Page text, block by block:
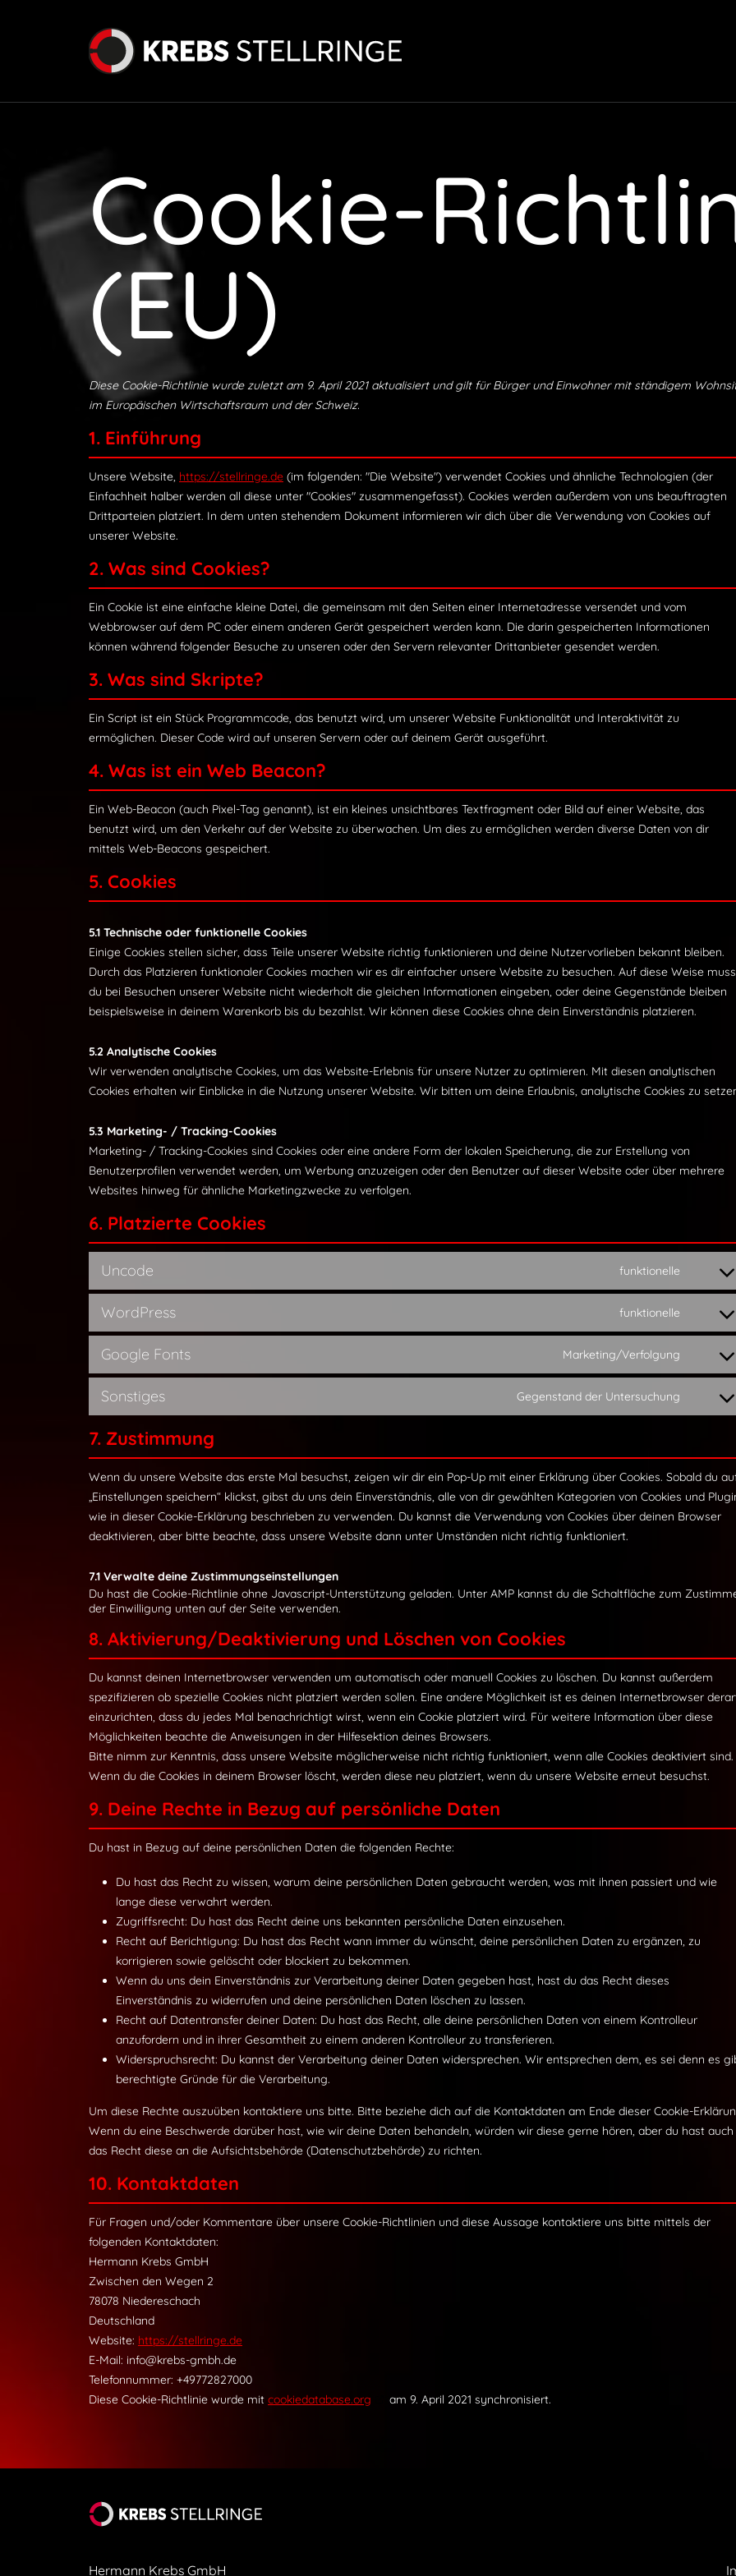
Cookie-
(EU)
Diese Cookie-Richtlinie wurde zuletzt am 9. April 2021 aktualisiert und gilt für Bürger und Einwohner mit ständigem
im Europäischen Wirtschaftsraum und der Schweiz.
1. Einführung
Unsere Website, https://stellringe.de (im folgenden: "Die Website") verwendet Cookies und ähnliche Technologien (der
Einfachheit halber werden all diese unter "Cookies" zusammengefasst). Cookies werden außerdem von uns beauftragten
Drittparteien platziert. In dem unten stehendem Dokument informieren wir dich über die Verwendung von Cookies auf
unserer Website.
2. Was sind Cookies?
Ein Cookie ist eine einfache kleine Datei, die gemeinsam mit den Seiten einer Internetadresse versendet und vom
Webbrowser auf dem PC oder einem anderen Gerät gespeichert werden kann. Die darin gespeicherten Informationen
können während folgender Besuche zu unseren oder den Servern relevanter Drittanbieter gesendet werden.
3. Was sind Skripte?
Ein Script ist ein Stück Programmcode, das benutzt wird, um unserer Website Funktionalität und Interaktivität zu
ermöglichen. Dieser Code wird auf unseren Servern oder auf deinem Gerät ausgeführt.
4. Was ist ein Web Beacon?
Ein Web-Beacon (auch Pixel-Tag genannt), ist ein kleines unsichtbares Textfragment oder Bild auf einer Website, das
benutzt wird, um den Verkehr auf der Website zu überwachen. Um dies zu ermöglichen werden diverse Daten von dir
mittels Web-Beacons gespeichert.
5. Cookies
5.1 Technische oder funktionelle Cookies
Einige Cookies stellen sicher, dass Teile unserer Website richtig funktionieren und deine Nutzervorlieben bekannt bleiben.
Durch das Platzieren funktionaler Cookies machen wir es dir einfacher unsere Website zu besuchen. Auf diese Weise
du bei Besuchen unserer Website nicht wiederholt die gleichen Informationen eingeben, oder deine Gegenstände bleiben
beispielsweise in deinem Warenkorb bis du bezahlst. Wir können diese Cookies ohne dein Einverständnis platzieren.
5.2 Analytische Cookies
Wir verwenden analytische Cookies, um das Website-Erlebnis für unsere Nutzer zu optimieren. Mit diesen analytischen
Cookies erhalten wir Einblicke in die Nutzung unserer Website. Wir bitten um deine Erlaubnis, analytische Cookies zu
5.3 Marketing- / Tracking-Cookies
Marketing- / Tracking-Cookies sind Cookies oder eine andere Form der lokalen Speicherung, die zur Erstellung von
Benutzerprofilen verwendet werden, um Werbung anzuzeigen oder den Benutzer auf dieser Website oder über mehrere
Websites hinweg für ähnliche Marketingzwecke zu verfolgen.
6. Platzierte Cookies
Uncode funktionelle
WordPress funktionelle
Google Fonts Marketing/Verfolgung
fonts
Sonstiges Gegenstand der Untersuchung
7. Zustimmung
Wenn du unsere Website das erste Mal besuchst, zeigen wir dir ein Pop-Up mit einer Erklärung über Cookies. Sobald du
„Einstellungen speichern“ klickst, gibst du uns dein Einverständnis, alle von dir gewählten Kategorien von Cookies und
wie in dieser Cookie-Erklärung beschrieben zu verwenden. Du kannst die Verwendung von Cookies über deinen Browser
deaktivieren, aber bitte beachte, dass unsere Website dann unter Umständen nicht richtig funktioniert.
7.1 Verwalte deine Zustimmungseinstellungen
Du hast die Cookie-Richtlinie ohne Javascript-Unterstützung geladen. Unter AMP kannst du die Schaltfläche zum
der Einwilligung unten auf der Seite verwenden.
8. Aktivierung/Deaktivierung und Löschen von Cookies
Du kannst deinen Internetbrowser verwenden um automatisch oder manuell Cookies zu löschen. Du kannst außerdem
spezifizieren ob spezielle Cookies nicht platziert werden sollen. Eine andere Möglichkeit ist es deinen Internetbrowser
einzurichten, dass du jedes Mal benachrichtigt wirst, wenn ein Cookie platziert wird. Für weitere Information über diese
Möglichkeiten beachte die Anweisungen in der Hilfesektion deines Browsers.
Bitte nimm zur Kenntnis, dass unsere Website möglicherweise nicht richtig funktioniert, wenn alle Cookies deaktiviert sind.
Wenn du die Cookies in deinem Browser löscht, werden diese neu platziert, wenn du unsere Website erneut besuchst.
9. Deine Rechte in Bezug auf persönliche Daten
Du hast in Bezug auf deine persönlichen Daten die folgenden Rechte:
Du hast das Recht zu wissen, warum deine persönlichen Daten gebraucht werden, was mit ihnen passiert und wie
lange diese verwahrt werden.
Zugriffsrecht: Du hast das Recht deine uns bekannten persönliche Daten einzusehen.
Recht auf Berichtigung: Du hast das Recht wann immer du wünscht, deine persönlichen Daten zu ergänzen, zu
korrigieren sowie gelöscht oder blockiert zu bekommen.
Wenn du uns dein Einverständnis zur Verarbeitung deiner Daten gegeben hast, hast du das Recht dieses
Einverständnis zu widerrufen und deine persönlichen Daten löschen zu lassen.
Recht auf Datentransfer deiner Daten: Du hast das Recht, alle deine persönlichen Daten von einem Kontrolleur
anzufordern und in ihrer Gesamtheit zu einem anderen Kontrolleur zu transferieren.
Widerspruchsrecht: Du kannst der Verarbeitung deiner Daten widersprechen. Wir entsprechen dem, es sei denn es
berechtigte Gründe für die Verarbeitung.
Um diese Rechte auszuüben kontaktiere uns bitte. Bitte beziehe dich auf die Kontaktdaten am Ende dieser Cookie-
Wenn du eine Beschwerde darüber hast, wie wir deine Daten behandeln, würden wir diese gerne hören, aber du hast auch
das Recht diese an die Aufsichtsbehörde (Datenschutzbehörde) zu richten.
10. Kontaktdaten
Für Fragen und/oder Kommentare über unsere Cookie-Richtlinien und diese Aussage kontaktiere uns bitte mittels der
folgenden Kontaktdaten:
Hermann Krebs GmbH
Zwischen den Wegen 2
78078 Niedereschach
Deutschland
Website: https://stellringe.de
E-Mail: ed.hbmg-sberk@ofni
Telefonnummer: +49772827000
Diese Cookie-Richtlinie wurde mit cookiedatabase.org am 9. April 2021 synchronisiert.
Hermann Krebs GmbH